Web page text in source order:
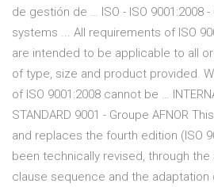
de gestión de … ISO - ISO 9001:2008
systems ... All requirements of ISO
are intended to be applicable to all
of type, size and product provided.
of ISO 9001:2008 cannot be …
STANDARD 9001 - Groupe AFNOR
and replaces the fourth edition (ISO
been technically revised, through
clause sequence and the adaptation